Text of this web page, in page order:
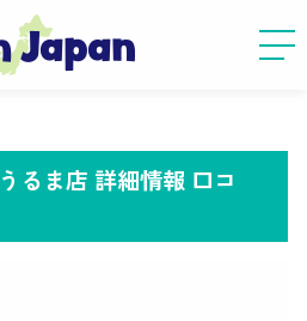
るま店 詳細情報 口コ